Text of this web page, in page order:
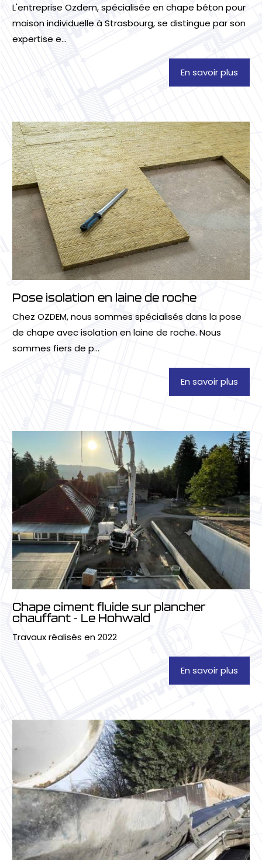
L'entreprise Ozdem, spécialisée en chape béton pour
maison individuelle à Strasbourg, se distingue par son
expertise e...
En savoir plus
Pose isolation en laine de roche
Chez OZDEM, nous sommes spécialisés dans la pose
de chape avec isolation en laine de roche. Nous
sommes fiers de p...
En savoir plus
Chape ciment fluide sur plancher
chauffant - Le Hohwald
Travaux réalisés en 2022
En savoir plus